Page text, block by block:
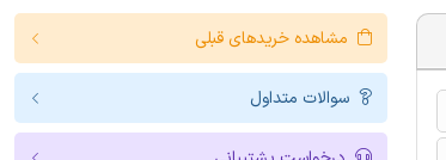
مشاهده خریدهای قبلی
سوالات متداول